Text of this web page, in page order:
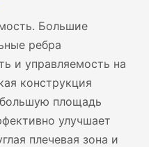
Большие
ребра
и управляемость на
конструкция
большую площадь
улучшает
плечевая зона и